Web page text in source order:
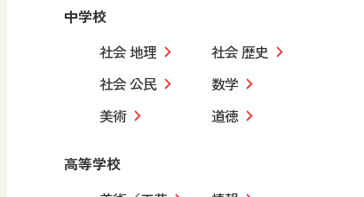
中学校
社会 地理
社会 歴史
社会 公民
数学
美術
道徳
高等学校